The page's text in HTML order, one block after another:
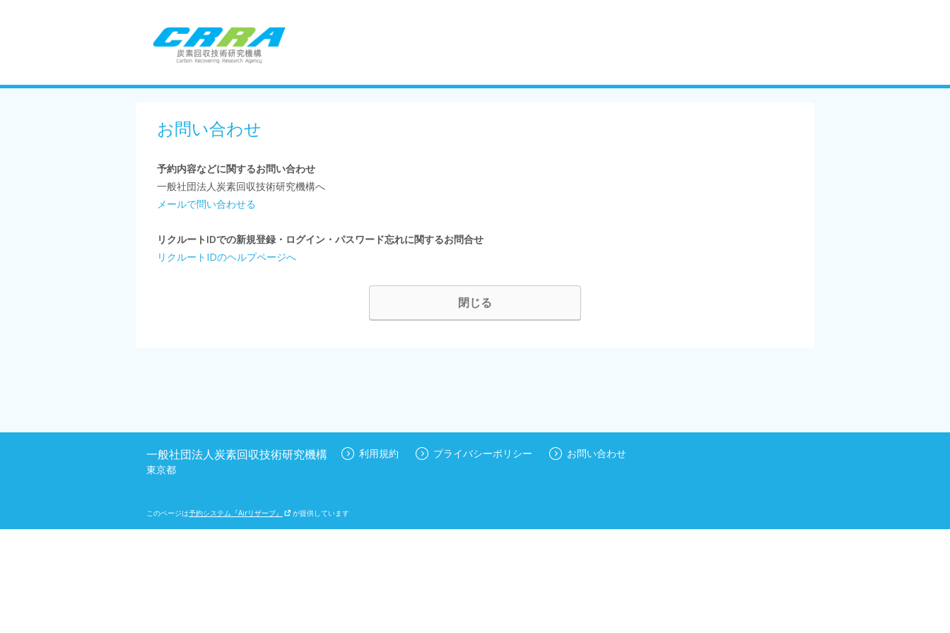
お問い合わせ
予約内容などに関するお問い合わせ
一般社団法人炭素回収技術研究機構へ
メールで問い合わせる
リクルートIDでの新規登録・ログイン・パスワード忘れに関するお問合せ
リクルートIDのヘルプページへ
閉じる
一般社団法人炭素回収技術研究機構
東京都
利用規約 プライバシーポリシー お問い合わせ
このページは予約システム『Airリザーブ』 が提供しています